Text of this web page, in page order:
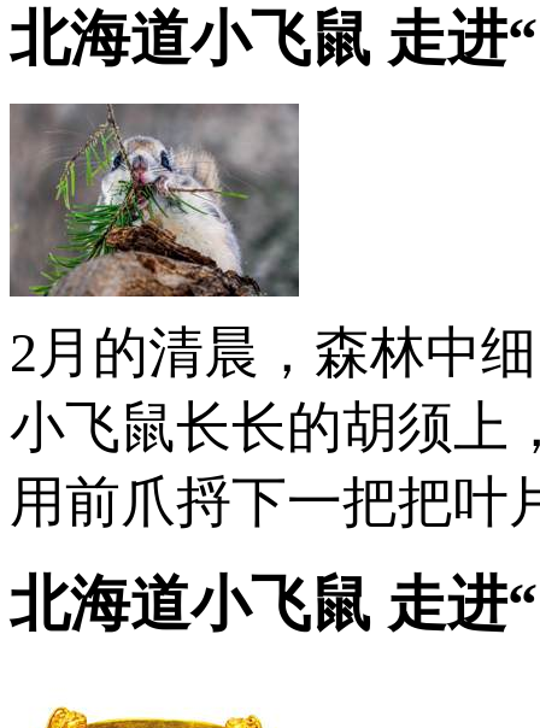
北海道小飞鼠 走进
2月的清晨，森林中
小飞鼠长长的胡须上
用前爪捋下一把把叶
北海道小飞鼠 走进